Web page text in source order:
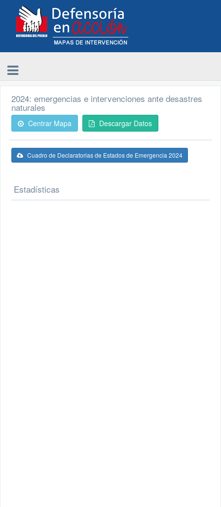
2024: emergencias e intervenciones ante desastres
naturales
Centrar Mapa Descargar Datos
Cuadro de Declaratorias de Estados de Emergencia 2024
Estadísticas